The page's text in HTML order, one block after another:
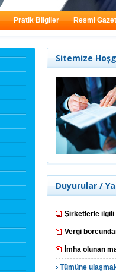
Pratik Bilgiler Resmi
Sitemize
Duyurular /
Şirketlerle ilgili
Vergi
İmha olunan
Tümüne